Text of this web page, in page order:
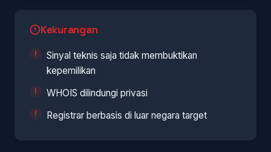
Kekurangan
Sinyal teknis saja tidak membuktikan
kepemilikan
WHOIS dilindungi privasi
Registrar berbasis di luar negara target